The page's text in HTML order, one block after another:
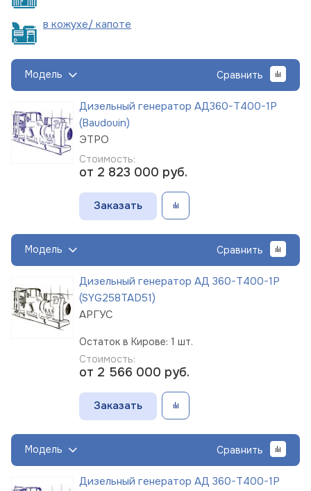
в кожухе/ капоте
Модель Сравнить
Дизельный генератор АД360-Т400-1Р
(Baudouin)
ЭТРО
Стоимость:
от 2 823 000 руб.
Заказать
Модель Сравнить
Дизельный генератор АД 360-Т400-1Р
(SYG258TAD51)
АРГУС
Остаток в Кирове: 1 шт.
Стоимость:
от 2 566 000 руб.
Заказать
Модель Сравнить
Дизельный генератор АД 360-Т400-1Р